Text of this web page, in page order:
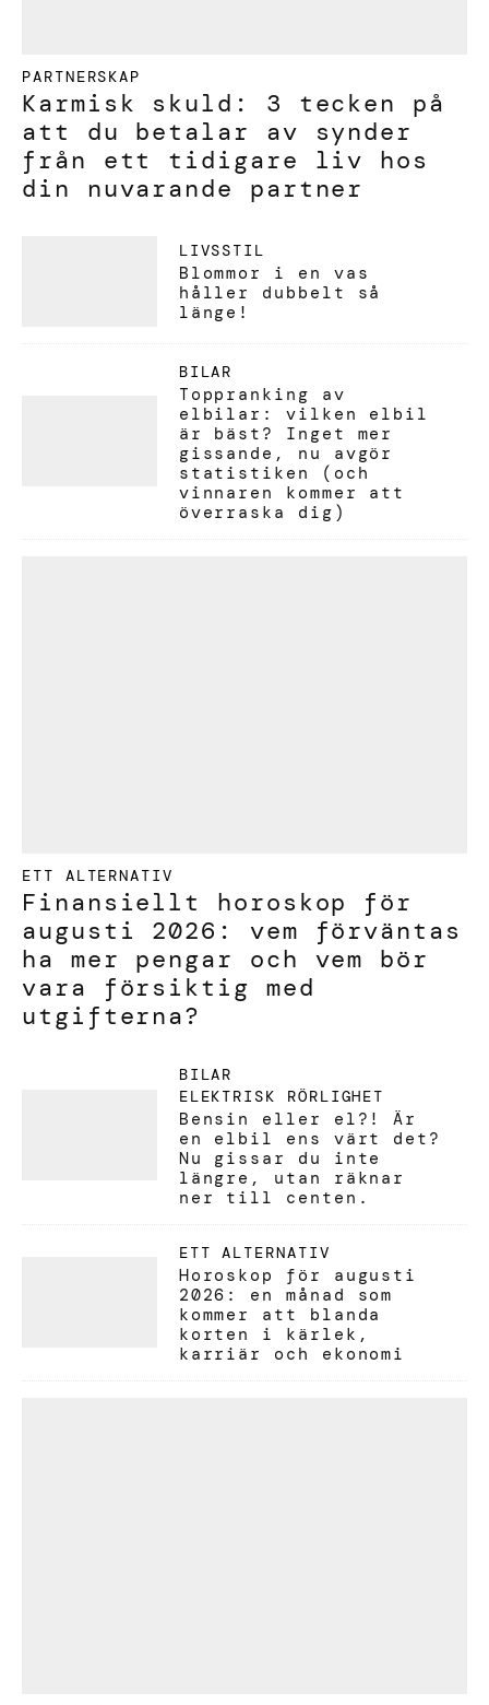
PARTNERSKAP
Karmisk skuld: 3 tecken på
att du betalar av synder
från ett tidigare liv hos
din nuvarande partner
LIVSSTIL
Blommor i en vas
håller dubbelt så
länge!
BILAR
Toppranking av
elbilar: vilken elbil
är bäst? Inget mer
gissande, nu avgör
statistiken (och
vinnaren kommer att
överraska dig)
ETT ALTERNATIV
Finansiellt horoskop för
augusti 2026: vem förväntas
ha mer pengar och vem bör
vara försiktig med
utgifterna?
BILAR
ELEKTRISK RÖRLIGHET
Bensin eller el?! Är
en elbil ens värt det?
Nu gissar du inte
längre, utan räknar
ner till centen.
ETT ALTERNATIV
Horoskop för augusti
2026: en månad som
kommer att blanda
korten i kärlek,
karriär och ekonomi